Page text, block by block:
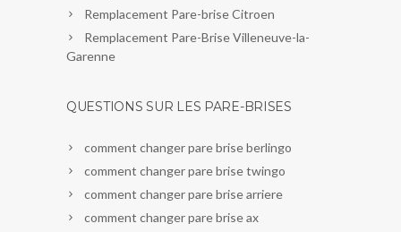
Remplacement Pare-brise Citroen
Remplacement Pare-Brise Villeneuve-la-
Garenne
QUESTIONS SUR LES PARE-BRISES
comment changer pare brise berlingo
comment changer pare brise twingo
comment changer pare brise arriere
comment changer pare brise ax